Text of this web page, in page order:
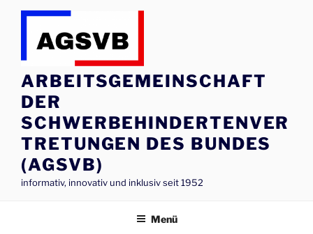
Zum
springen
ARBEITSGEMEINSCHAFT
DER
SCHWERBEHINDERTENVER
TRETUNGEN DES BUNDES
(AGSVB)
informativ, innovativ und inklusiv seit 1952
Menü